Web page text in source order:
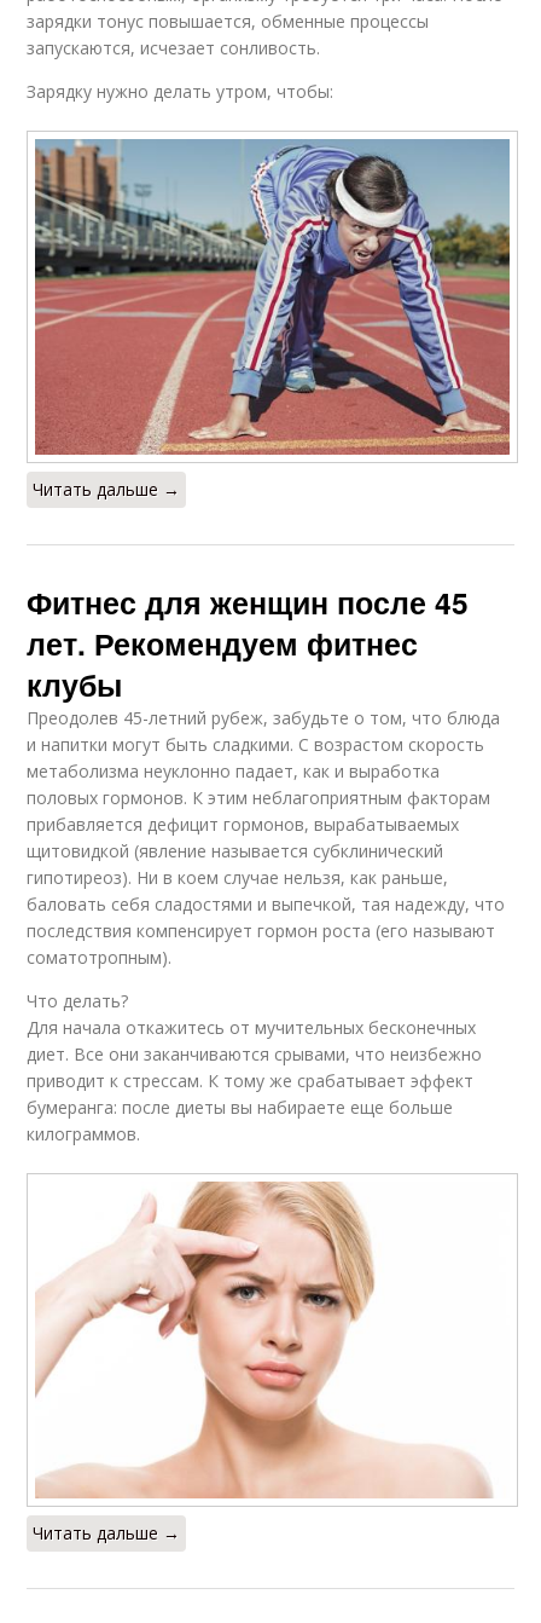
зарядки тонус повышается, обменные процессы
запускаются, исчезает сонливость.
Зарядку нужно делать утром, чтобы:
Читать дальше →
Фитнес для женщин после 45
лет. Рекомендуем фитнес
клубы
Преодолев 45-летний рубеж, забудьте о том, что блюда
и напитки могут быть сладкими. С возрастом скорость
метаболизма неуклонно падает, как и выработка
половых гормонов. К этим неблагоприятным факторам
прибавляется дефицит гормонов, вырабатываемых
щитовидкой (явление называется субклинический
гипотиреоз). Ни в коем случае нельзя, как раньше,
баловать себя сладостями и выпечкой, тая надежду, что
последствия компенсирует гормон роста (его называют
соматотропным).
Что делать?
Для начала откажитесь от мучительных бесконечных
диет. Все они заканчиваются срывами, что неизбежно
приводит к стрессам. К тому же срабатывает эффект
бумеранга: после диеты вы набираете еще больше
килограммов.
Читать дальше →